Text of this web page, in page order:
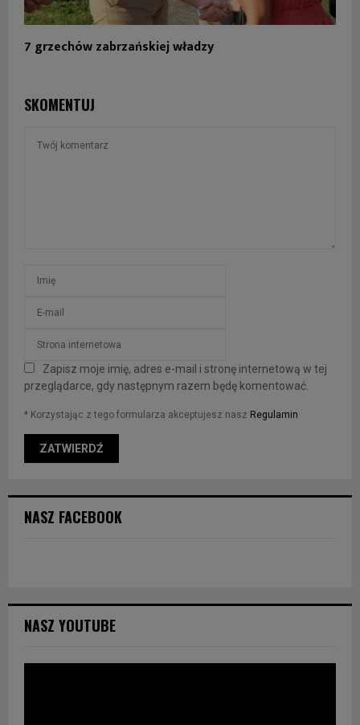
7 grzechów zabrzańskiej władzy
SKOMENTUJ
Zapisz moje imię, adres e-mail i stronę internetową w tej
przeglądarce, gdy następnym razem będę komentować.
* Korzystając z tego formularza akceptujesz nasz Regulamin
NASZ FACEBOOK
NASZ YOUTUBE